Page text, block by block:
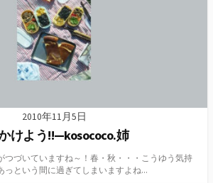
2010年11月5日
けよう!!—kosococo.姉
つづいていますね～！春・秋・・・こうゆう気持
っという間に過ぎてしまいますよね...